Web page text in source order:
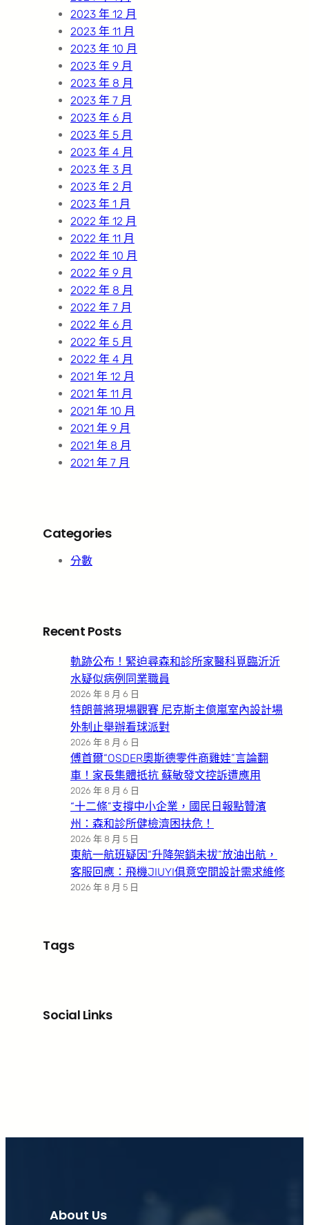
2023 年 12 月
2023 年 11 月
2023 年 10 月
2023 年 9 月
2023 年 8 月
2023 年 7 月
2023 年 6 月
2023 年 5 月
2023 年 4 月
2023 年 3 月
2023 年 2 月
2023 年 1 月
2022 年 12 月
2022 年 11 月
2022 年 10 月
2022 年 9 月
2022 年 8 月
2022 年 7 月
2022 年 6 月
2022 年 5 月
2022 年 4 月
2021 年 12 月
2021 年 11 月
2021 年 10 月
2021 年 9 月
2021 年 8 月
2021 年 7 月
Categories
分數
Recent Posts
軌跡公布！緊迫尋森和診所家醫科覓臨沂沂
水疑似病例同業職員
2026 年 8 月 6 日
特朗普將現場觀賽 尼克斯主億嵐室內設計場
外制止舉辦看球派對
2026 年 8 月 6 日
傅首爾“OSDER奧斯德零件商雞娃”言論翻
車！家長集體抵抗 蘇敏發文控訴遭應用
2026 年 8 月 6 日
“十二條”支撐中小企業，國民日報點贊濱
州：森和診所健檢濟困扶危！
2026 年 8 月 5 日
東航一航班疑因“升降架銷未拔”放油出航，
客服回應：飛機JIUYI俱意空間設計需求維修
2026 年 8 月 5 日
Tags
Social Links
About Us